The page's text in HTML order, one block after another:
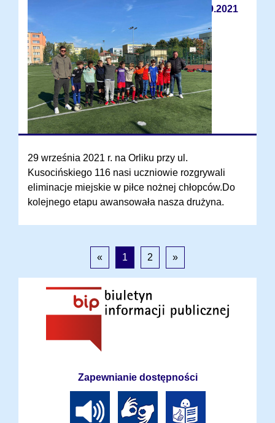
Zapewnianie dostępności
30.09.2021
29 września 2021 r. na Orliku przy ul.
Kusocińskiego 116 nasi uczniowie rozgrywali
eliminacje miejskie w piłce nożnej chłopców.Do
kolejnego etapu awansowała nasza drużyna.
« 1 2 »